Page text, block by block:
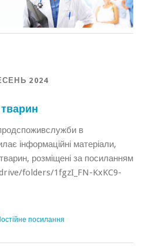
2024
в
інформаційні матеріали,
розміщені за посиланням
folders/1fgzI_FN-KxKC9-
посилання